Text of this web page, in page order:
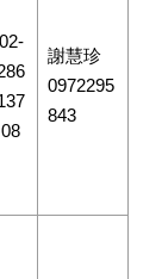
02-
08
謝慧珍
0972295
843